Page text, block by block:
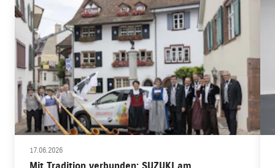
17.06.2026